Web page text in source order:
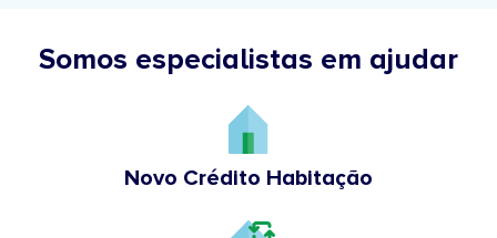
Somos especialistas em ajudar
Novo Crédito Habitação